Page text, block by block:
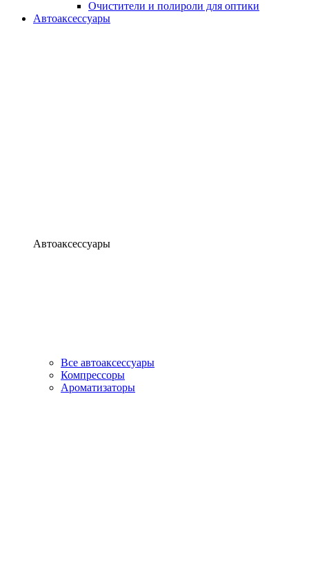
Очистители и полироли для оптики
Автоаксессуары
Автоаксессуары
Все автоаксессуары
Компрессоры
Ароматизаторы